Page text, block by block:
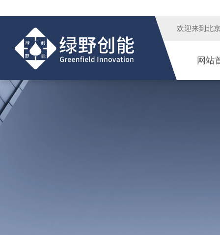
欢迎来到 北
网站